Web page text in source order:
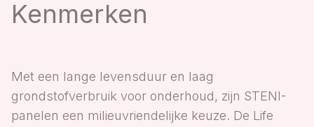
Kenmerken
Met een lange levensduur en laag
grondstofverbruik voor onderhoud, zijn STENI-
panelen een milieuvriendelijke keuze. De Life